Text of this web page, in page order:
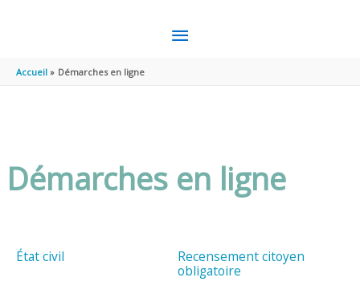
MENU
Accueil Démarches en ligne
Démarches en ligne
État civil
Recensement citoyen
obligatoire